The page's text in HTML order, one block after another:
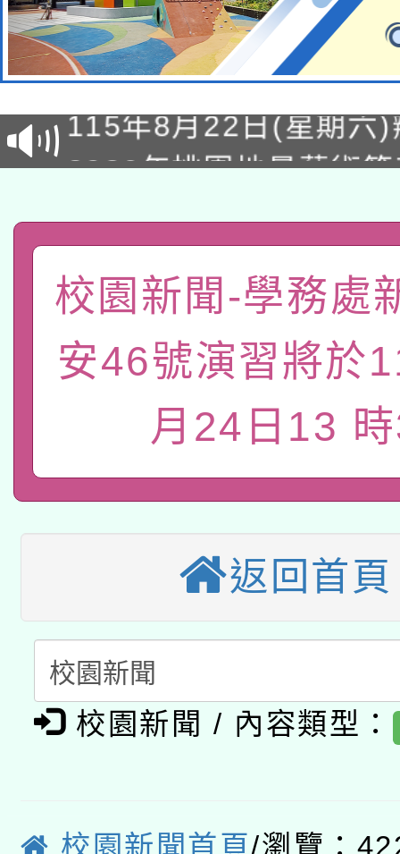
轉知經濟部水利署委託
業技術研究院辦理「
用水績優單位及節水達
動」
115年8月22日(星期六
桃園市孔廟祈福系列
2026年桃園地景藝術
關事宜
轉知教育部國民及學前
國立臺灣師範大學辦理
年度健康促進學校輔導
業成長研習」實施計畫
函轉國家教育研究院中
原住民族教育政策研討
族教育國際趨勢與發展
轉知教育部國民及學前
新北市政府教育局辦理
師專業成長研習實施
方素養工作坊新北場」
函轉國立臺灣師範大學
族語言臺北學習中心
「族語學習班」招生簡
轉知有關國立成功大學
文教學共融平台-教案
件」活動簡章
教育部國民及學前教育
接種對象擴大為「滿6
接種之民眾」措施，延
月28日止
業技術研究院辦理「
用水績優單位及節水達
動」
115年8月22日(星期六
開 智慧啟航」
2026年桃園地景藝術
「2026桃園藝術巡演
關事宜
轉知教育部國民及學前
國立臺灣師範大學辦
業成長研習」實施計畫
函轉國家教育研究院中
族教育國際趨勢與發展
新北市政府教育局辦理
函轉國立臺灣師範大學
校園新聞-學務處
安46號演習將於
月24日13
返回首頁
校園新聞 / 內容類型：
校園新聞首頁/瀏覽：